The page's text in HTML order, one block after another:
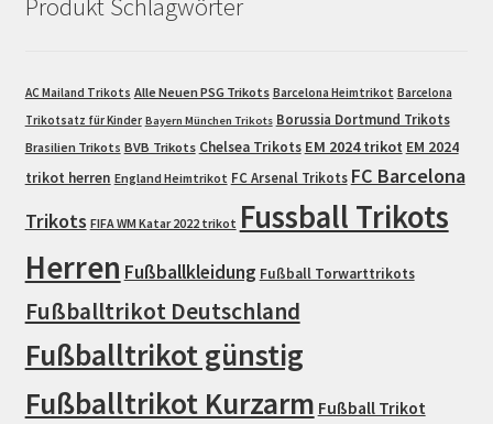
Produkt Schlagwörter
AC Mailand Trikots Alle Neuen PSG Trikots Barcelona Heimtrikot Barcelona
Trikotsatz für Kinder Bayern München Trikots Borussia Dortmund Trikots
Brasilien Trikots BVB Trikots Chelsea Trikots EM 2024 trikot EM 2024
trikot herren England Heimtrikot FC Arsenal Trikots FC Barcelona
Trikots FIFA WM Katar 2022 trikot Fussball Trikots
Herren Fußballkleidung Fußball Torwarttrikots
Fußballtrikot Deutschland
Fußballtrikot günstig
Fußballtrikot Kurzarm Fußball Trikot